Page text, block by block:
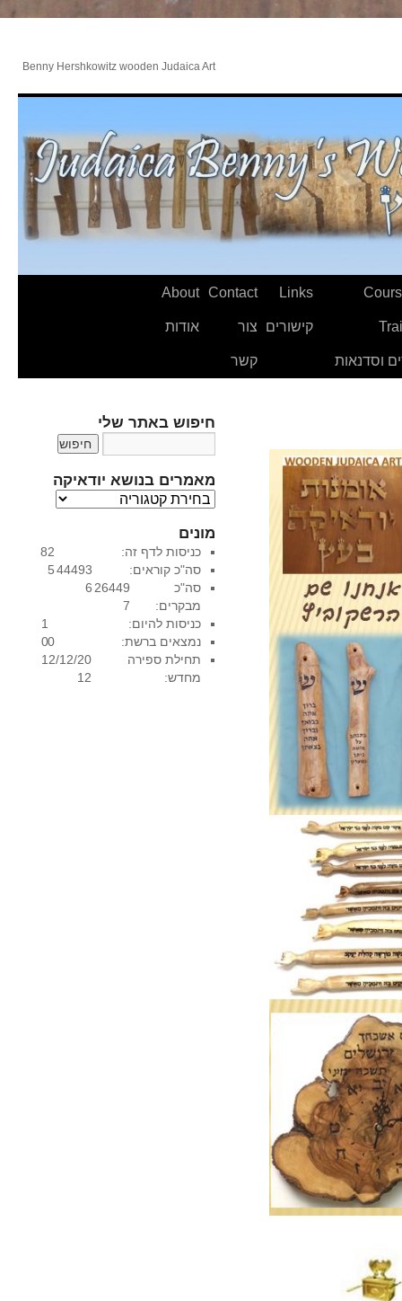
Benny Hershkowitz wooden Judaica Art
וסדנאות
Links
קישורים
Contact
צור
קשר
About
אודות
חיפוש באתר שלי
מאמרים בנושא יודאיקה
מ
מ
ר
י
ם
נ
ו
ש
מונים
82
5
כניסות לדף זה:
44493
6
סה"כ קוראים:
26449
7
סה"כ
מבקרים:
1
0
כניסות להיום:
0
נמצאים ברשת:
12/12/20
12
תחילת ספירה
מחדש: